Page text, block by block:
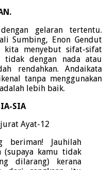
gelaran tertentu.
Sumbing, Enon Gendut
kita menyebut sifat-sifat
dengan nada atau
rendahkan. Andaikata
tanpa menggunakan
lebih baik.
SIA
Ayat-12
beriman! Jauhilah
(supaya kamu tidak
dilarang) kerana